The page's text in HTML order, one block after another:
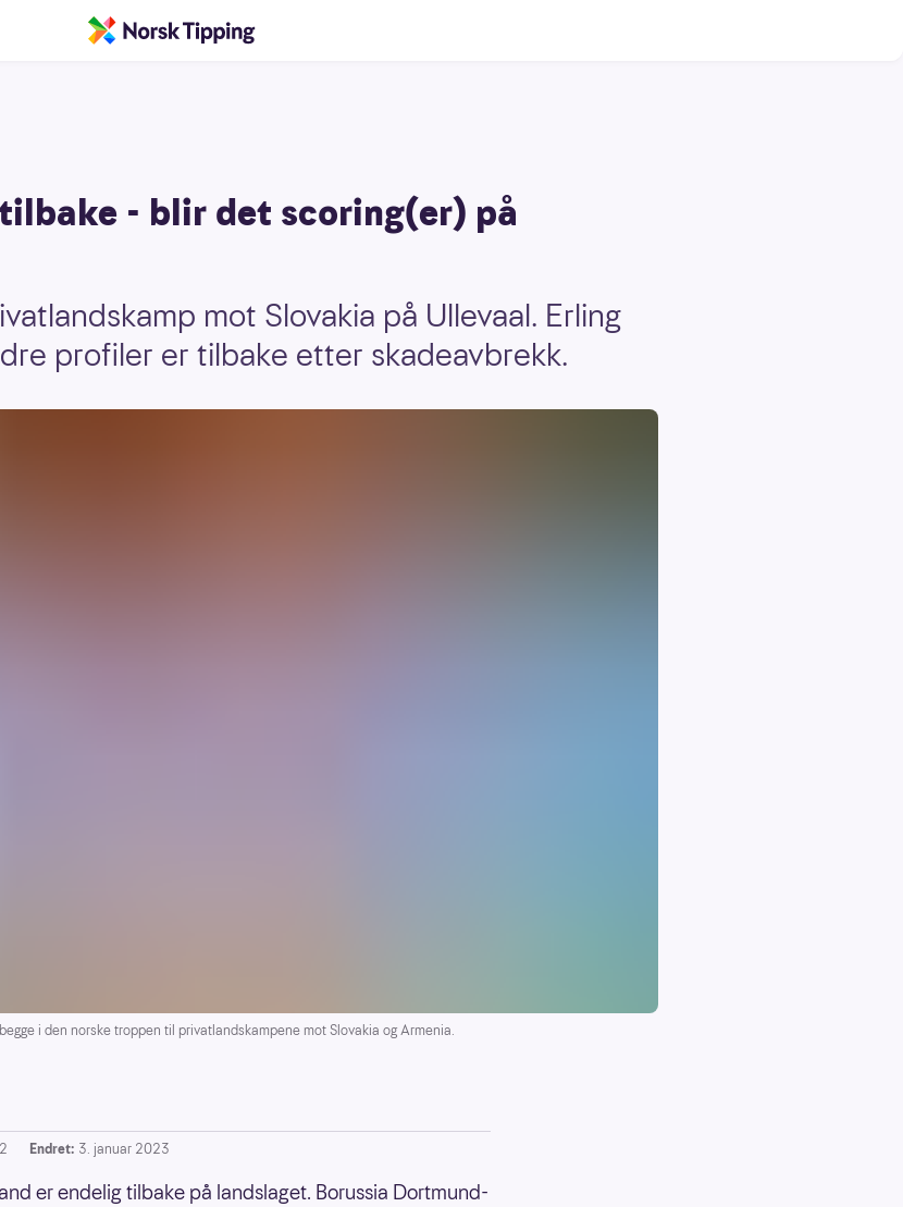
- blir det scoring(er) på
mot Slovakia på Ullevaal. Erling
profiler er tilbake etter skadeavbrekk.
i den norske troppen til privatlandskampene mot Slovakia og Armenia.
Endret: 3. januar 2023
er endelig tilbake på landslaget. Borussia Dortmund-